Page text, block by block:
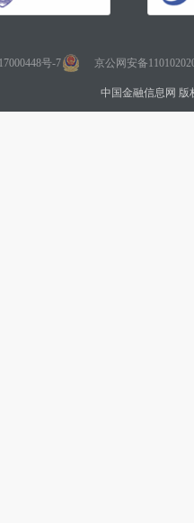
号-7 京公网安备
中国金融信息网 版